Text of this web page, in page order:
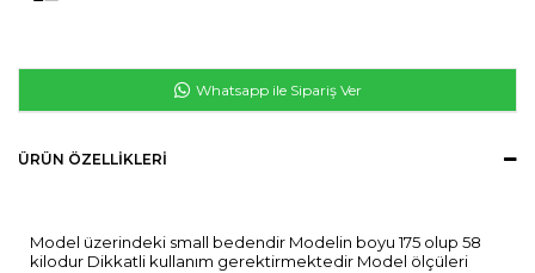
Whatsapp ile Sipariş Ver
ÜRÜN ÖZELLIKLERI
Model üzerindeki small bedendir Modelin boyu 175 olup 58
kilodur Dikkatli kullanım gerektirmektedir Model ölçüleri